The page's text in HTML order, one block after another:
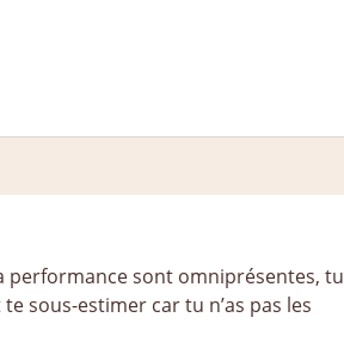
performance sont omniprésentes, tu
sous-estimer car tu n’as pas les